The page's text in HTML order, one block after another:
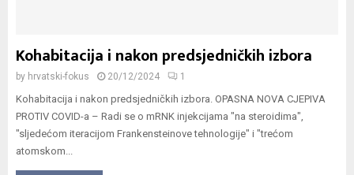
Kohabitacija i nakon predsjedničkih izbora
by hrvatski-fokus 20/12/2024 1
Kohabitacija i nakon predsjedničkih izbora. OPASNA NOVA CJEPIVA
PROTIV COVID-a – Radi se o mRNK injekcijama "na steroidima",
"sljedećom iteracijom Frankensteinove tehnologije" i "trećom
atomskom...